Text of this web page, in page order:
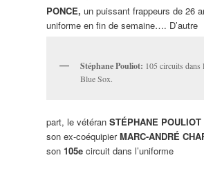
PONCE, un puissant frappeurs de 26
uniforme en fin de semaine…. D’autre
Stéphane Pouliot: 105 circuits dans
Blue Sox.
part, le vétéran STÉPHANE POULIOT
son ex-coéquipierMARC-ANDRÉ
son 105ecircuit dans l’uniforme